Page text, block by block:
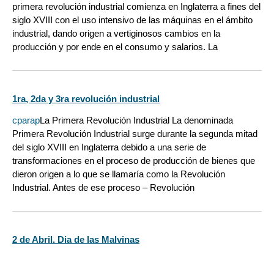
primera revolución industrial comienza en Inglaterra a fines del
siglo XVIII con el uso intensivo de las máquinas en el ámbito
industrial, dando origen a vertiginosos cambios en la
producción y por ende en el consumo y salarios. La
1ra, 2da y 3ra revolución industrial
cparapLa Primera Revolución Industrial La denominada
Primera Revolución Industrial surge durante la segunda mitad
del siglo XVIII en Inglaterra debido a una serie de
transformaciones en el proceso de producción de bienes que
dieron origen a lo que se llamaría como la Revolución
Industrial. Antes de ese proceso – Revolución
2 de Abril. Dia de las Malvinas